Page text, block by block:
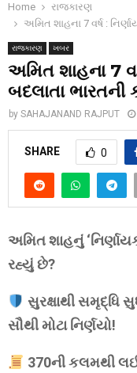
Home
રાજકારણ
અમિત શાહના 7 વર્ષ :
રાજકારણ ખબર
અમિત શાહના 7
બદલાતા ભારતની
by SAHAJANAND RAJPUT
SHARE 0
અમિત શાહનું
રહ્યું છે?
સુરક્ષાથી સમૃદ્ધિ
સૌથી મોટા નિર્ણયો!
370ની કલમથી